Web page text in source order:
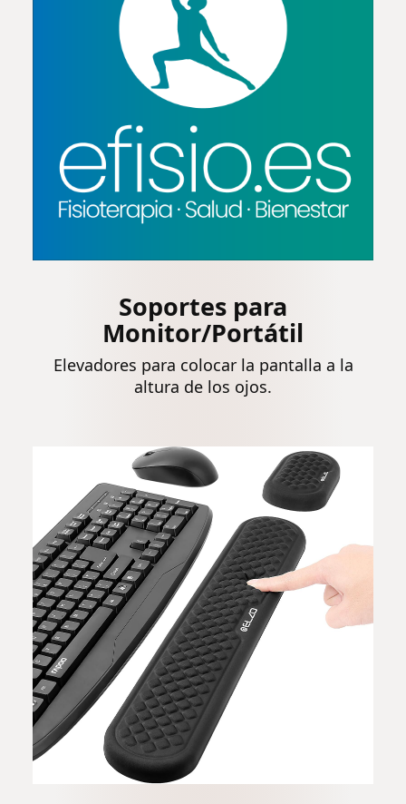
Soportes para
Monitor/Portátil
Elevadores para colocar la pantalla a la
altura de los ojos.